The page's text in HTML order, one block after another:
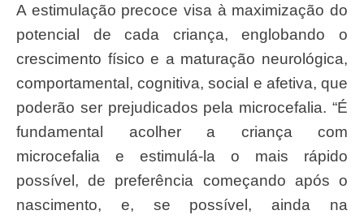
A estimulação precoce visa à maximização do
potencial de cada criança, englobando o
crescimento físico e a maturação neurológica,
comportamental, cognitiva, social e afetiva, que
poderão ser prejudicados pela microcefalia. “É
fundamental acolher a criança com
microcefalia e estimulá-la o mais rápido
possível, de preferência começando após o
nascimento, e, se possível, ainda na